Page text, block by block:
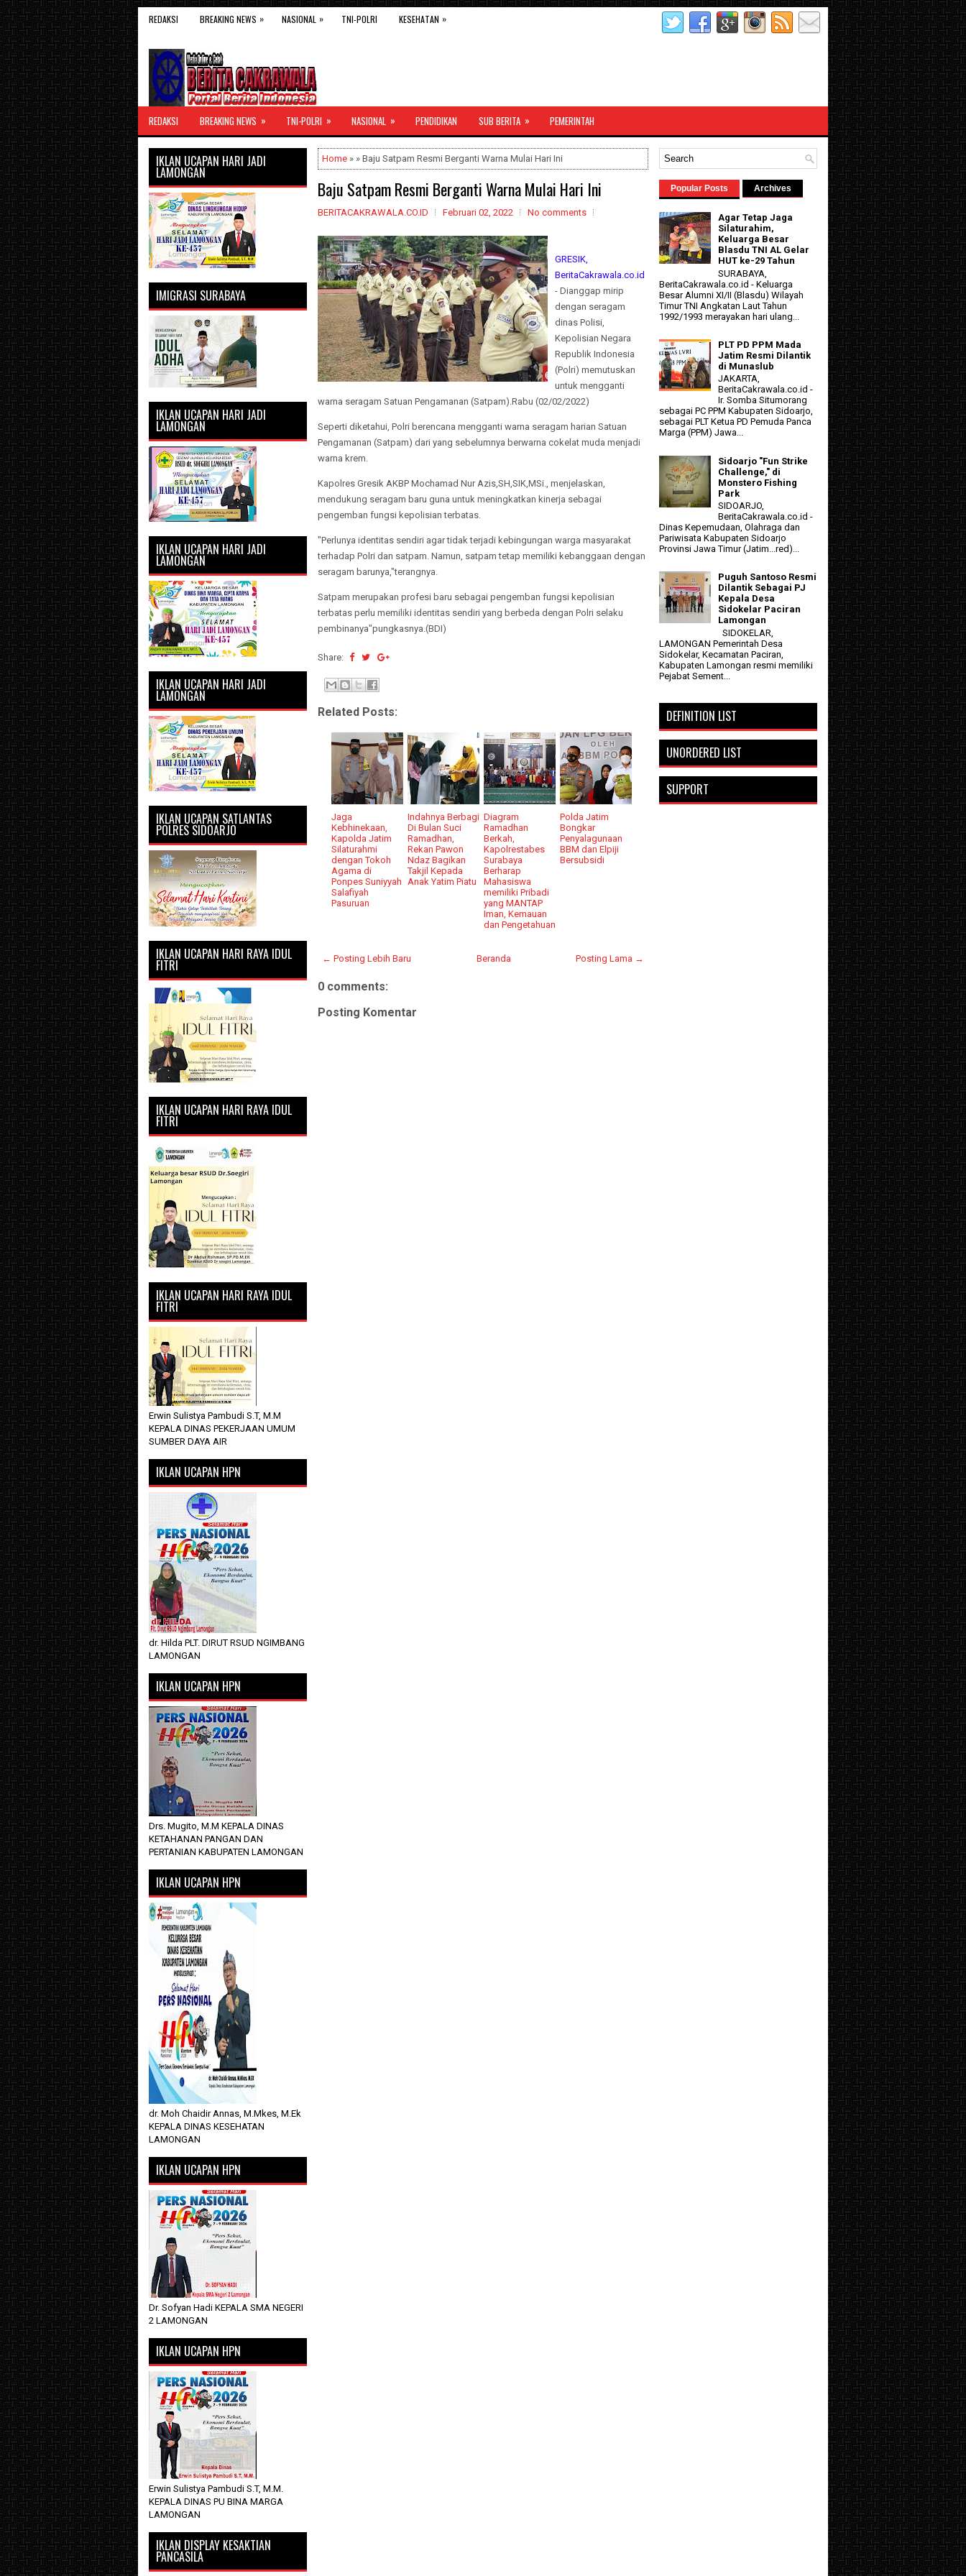
REDAKSI BREAKING NEWS » NASIONAL » TNI-POLRI KESEHATAN »
REDAKSI BREAKING NEWS » TNI-POLRI » NASIONAL » PENDIDIKAN SUB BERITA » PEMERINTAH
Home » » Baju Satpam Resmi Berganti Warna Mulai Hari Ini
Baju Satpam Resmi Berganti Warna Mulai Hari Ini
BERITACAKRAWALA.CO.ID Februari 02, 2022 No comments
GRESIK,
BeritaCakrawala.co.id
- Dianggap mirip
dengan seragam
dinas Polisi,
Kepolisian Negara
Republik Indonesia
(Polri) memutuskan
untuk mengganti
warna seragam Satuan Pengamanan (Satpam).Rabu (02/02/2022)
Seperti diketahui, Polri berencana mengganti warna seragam harian Satuan
Pengamanan (Satpam) dari yang sebelumnya berwarna cokelat muda menjadi
warna krem.
Kapolres Gresik AKBP Mochamad Nur Azis,SH,SIK,MSi., menjelaskan,
mendukung seragam baru guna untuk meningkatkan kinerja sebagai
pengemban fungsi kepolisian terbatas.
"Perlunya identitas sendiri agar tidak terjadi kebingungan warga masyarakat
terhadap Polri dan satpam. Namun, satpam tetap memiliki kebanggaan dengan
seragam barunya,"terangnya.
Satpam merupakan profesi baru sebagai pengemban fungsi kepolisian
terbatas perlu memiliki identitas sendiri yang berbeda dengan Polri selaku
pembinanya"pungkasnya.(BDI)
Share:
Related Posts:
Jaga
Kebhinekaan,
Kapolda Jatim
Silaturahmi
dengan Tokoh
Agama di
Ponpes Suniyyah
Salafiyah
Pasuruan
Indahnya Berbagi
Di Bulan Suci
Ramadhan,
Rekan Pawon
Ndaz Bagikan
Takjil Kepada
Anak Yatim Piatu
Diagram
Ramadhan
Berkah,
Kapolrestabes
Surabaya
Berharap
Mahasiswa
memiliki Pribadi
yang MANTAP
Iman, Kemauan
dan Pengetahuan
Polda Jatim
Bongkar
Penyalagunaan
BBM dan Elpiji
Bersubsidi
← Posting Lebih Baru Posting Lama →
Beranda
0 comments:
Posting Komentar
IKLAN UCAPAN HARI JADI
LAMONGAN
IMIGRASI SURABAYA
IKLAN UCAPAN HARI JADI
LAMONGAN
IKLAN UCAPAN HARI JADI
LAMONGAN
IKLAN UCAPAN HARI JADI
LAMONGAN
IKLAN UCAPAN SATLANTAS
POLRES SIDOARJO
IKLAN UCAPAN HARI RAYA IDUL
FITRI
IKLAN UCAPAN HARI RAYA IDUL
FITRI
IKLAN UCAPAN HARI RAYA IDUL
FITRI
Erwin Sulistya Pambudi S.T, M.M
KEPALA DINAS PEKERJAAN UMUM
SUMBER DAYA AIR
IKLAN UCAPAN HPN
dr. Hilda PLT. DIRUT RSUD NGIMBANG
LAMONGAN
IKLAN UCAPAN HPN
Drs. Mugito, M.M KEPALA DINAS
KETAHANAN PANGAN DAN
PERTANIAN KABUPATEN LAMONGAN
IKLAN UCAPAN HPN
dr. Moh Chaidir Annas, M.Mkes, M.Ek
KEPALA DINAS KESEHATAN
LAMONGAN
IKLAN UCAPAN HPN
Dr. Sofyan Hadi KEPALA SMA NEGERI
2 LAMONGAN
IKLAN UCAPAN HPN
Erwin Sulistya Pambudi S.T, M.M.
KEPALA DINAS PU BINA MARGA
LAMONGAN
IKLAN DISPLAY KESAKTIAN
PANCASILA
Popular Posts Archives
Agar Tetap Jaga
Silaturahim,
Keluarga Besar
Blasdu TNI AL Gelar
HUT ke-29 Tahun
SURABAYA,
BeritaCakrawala.co.id - Keluarga
Besar Alumni XI/II (Blasdu) Wilayah
Timur TNI Angkatan Laut Tahun
1992/1993 merayakan hari ulang...
PLT PD PPM Mada
Jatim Resmi Dilantik
di Munaslub
JAKARTA,
BeritaCakrawala.co.id -
Ir. Somba Situmorang
sebagai PC PPM Kabupaten Sidoarjo,
sebagai PLT Ketua PD Pemuda Panca
Marga (PPM) Jawa...
Sidoarjo "Fun Strike
Challenge," di
Monstero Fishing
Park
SIDOARJO,
BeritaCakrawala.co.id -
Dinas Kepemudaan, Olahraga dan
Pariwisata Kabupaten Sidoarjo
Provinsi Jawa Timur (Jatim...red)...
Puguh Santoso Resmi
Dilantik Sebagai PJ
Kepala Desa
Sidokelar Paciran
Lamongan
SIDOKELAR,
LAMONGAN Pemerintah Desa
Sidokelar, Kecamatan Paciran,
Kabupaten Lamongan resmi memiliki
Pejabat Sement...
DEFINITION LIST
UNORDERED LIST
SUPPORT